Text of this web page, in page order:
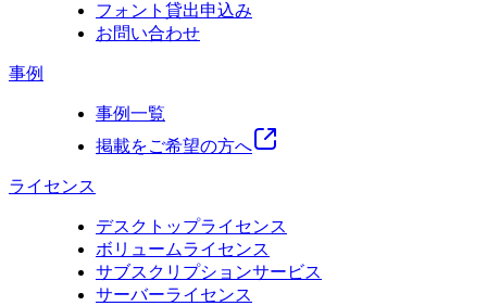
フォント貸出申込み
お問い合わせ
事例
事例一覧
掲載をご希望の方へ
ライセンス
デスクトップライセンス
ボリュームライセンス
サブスクリプションサービス
サーバーライセンス